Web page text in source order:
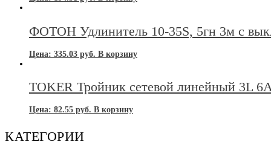
ФОТОН Удлинитель 10-35S, 5гн 3м с
Цена: 335.03 руб. В корзину
TOKER Тройник сетевой линейный 3L
Цена: 82.55 руб. В корзину
КАТЕГОРИИ